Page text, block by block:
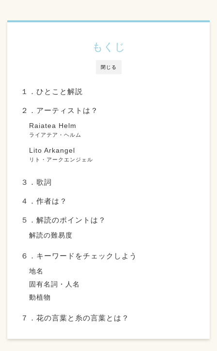
閉じる
もくじ
１．ひとこと解説
２．アーティストは？
Raiatea Helm
ライアテア・ヘルム
Lito Arkangel
リト・アークエンジェル
３．歌詞
４．作者は？
５．解読のポイントは？
解読の難易度
６．キーワードをチェックしよう
地名
固有名詞・人名
動植物
７．花の言葉と糸の言葉とは？